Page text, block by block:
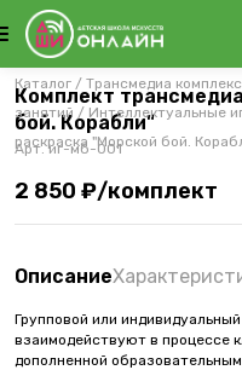
Каталог / Трансмедиа
занятий / Интеллектуальные
раскраска "Морской бой.
Комплект
бой. Корабли"
Арт.иг-мб-001
2 850 ₽/комплект
Описание
Групповой или
взаимодействуют в процессе
дополненной